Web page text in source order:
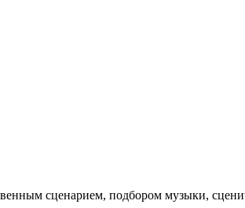
сценарием, подбором музыки,